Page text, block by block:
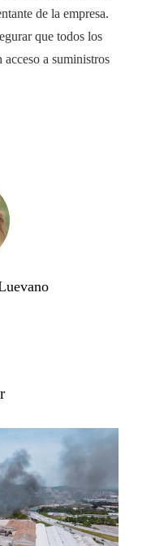
de la empresa.
que todos los
acceso a suministros